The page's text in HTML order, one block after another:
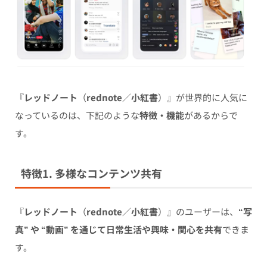
『レッドノート （rednote／小紅書）』が世界的に人気に
なっているのは、下記のような特徴・機能があるからで
す。
特徴1. 多様なコンテンツ共有
『レッドノート （rednote／小紅書）』のユーザーは、 “写
真” や “動画” を通じて日常生活や興味・関心を共有できま
す。